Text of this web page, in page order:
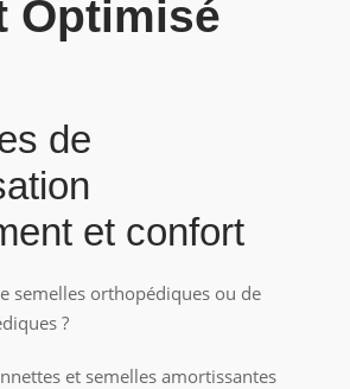
Optimisé
de
et confort
semelles orthopédiques ou de
?
et semelles amortissantes